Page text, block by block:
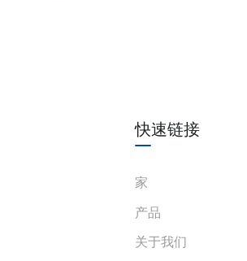
快速链接
家
产品
关于我们